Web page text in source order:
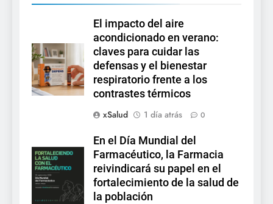
El impacto del aire
acondicionado en verano:
claves para cuidar las
defensas y el bienestar
respiratorio frente a los
contrastes térmicos
xSalud
1 día atrás 0
En el Día Mundial del
Farmacéutico, la Farmacia
reivindicará su papel en el
fortalecimiento de la salud de
la población